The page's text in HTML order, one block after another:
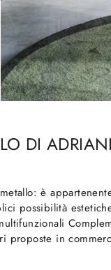
DI
è
possibilità
in